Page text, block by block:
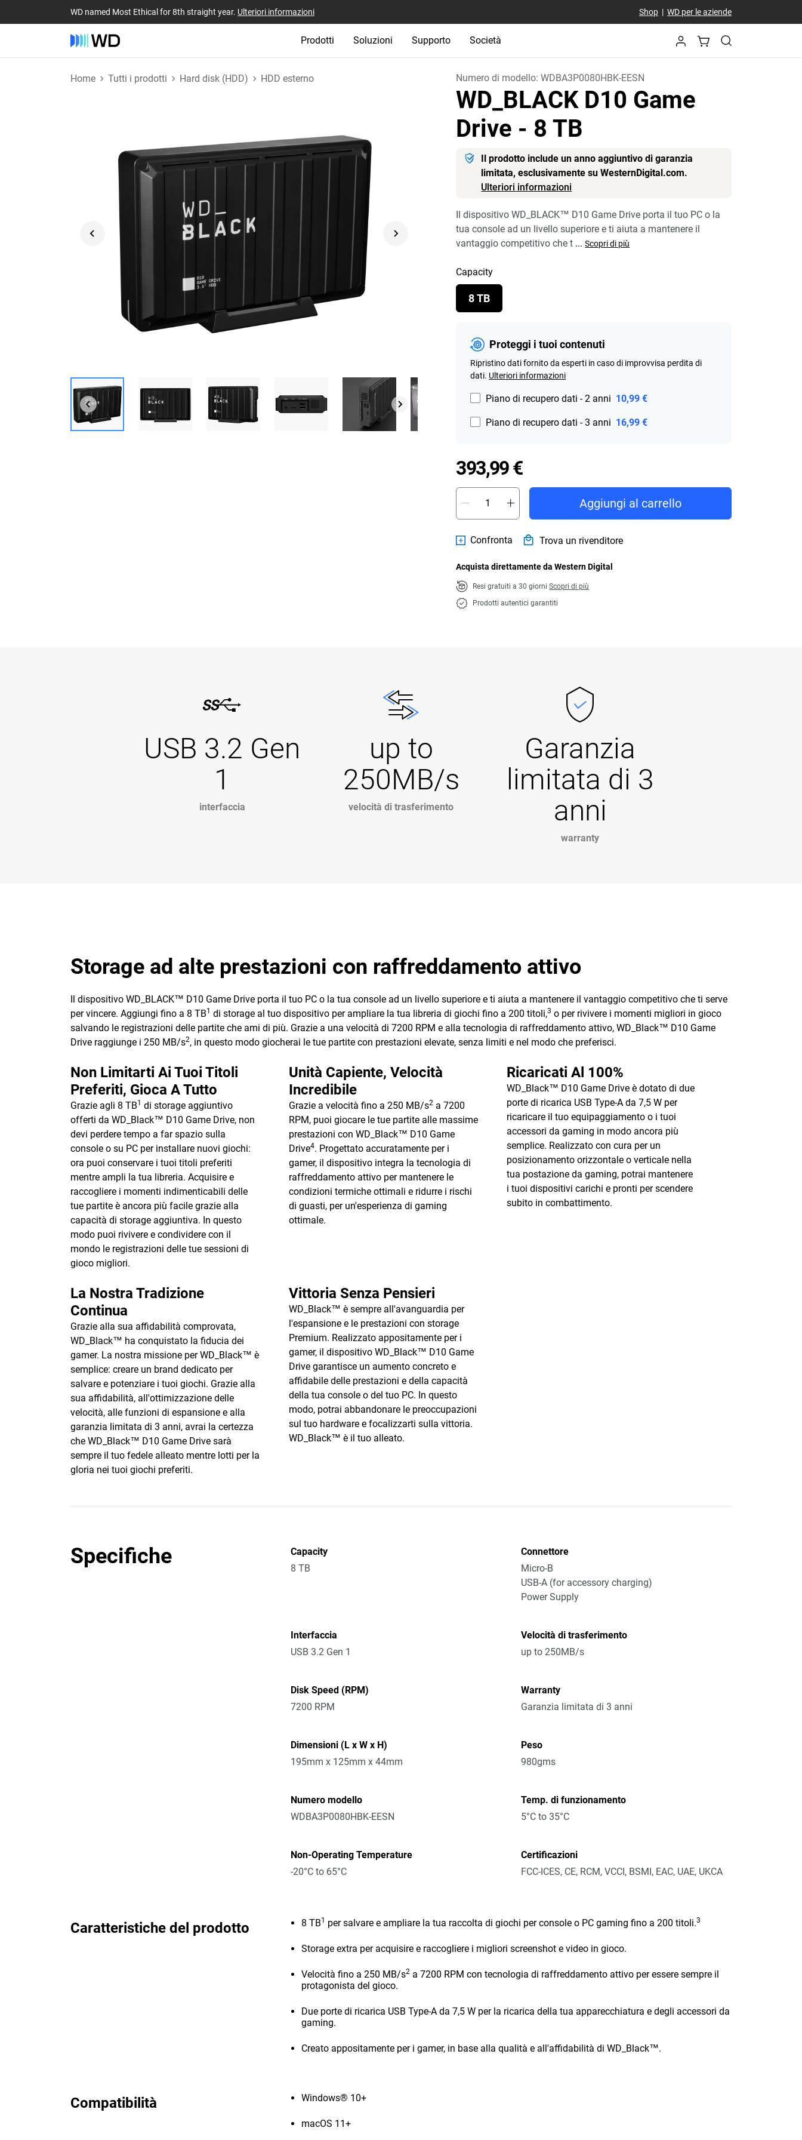
WD named Most Ethical for 8th straight year. Ulteriori informazioni Shop| WD per le aziende
Prodotti Soluzioni Supporto Società
Home Tutti i prodotti Hard disk (HDD) HDD esterno Numero di modello:WDBA3P0080HBK-EESN
WD_BLACK D10 Game
Drive - 8 TB
Il prodotto include un anno aggiuntivo di garanzia
limitata, esclusivamente su WesternDigital.com.
Ulteriori informazioni
Il dispositivo WD_BLACK™ D10 Game Drive porta il tuo PC o la
tua console ad un livello superiore e ti aiuta a mantenere il
vantaggio competitivo che t ... Scopri di più
Capacity
8 TB
Proteggi i tuoi contenuti
Ripristino dati fornito da esperti in caso di improvvisa perdita di
dati. Ulteriori informazioni
Piano di recupero dati - 2 anni 10,99 €
Piano di recupero dati - 3 anni 16,99 €
393,99 €Price 393,99 €
Aggiungi al carrello
Confronta Trova un rivenditore
Acquista direttamente da Western Digital
Resi gratuiti a 30 giorniScopri di più
Prodotti autentici garantiti
USB 3.2 Gen
1
interfaccia
up to
250MB/s
velocità di trasferimento
Garanzia
limitata di 3
anni
warranty
Storage ad alte prestazioni con raffreddamento attivo
Il dispositivo WD_BLACK™ D10 Game Drive porta il tuo PC o la tua console ad un livello superiore e ti aiuta a mantenere il vantaggio competitivo che ti serve
per vincere. Aggiungi fino a 8 TB1 di storage al tuo dispositivo per ampliare la tua libreria di giochi fino a 200 titoli,3 o per rivivere i momenti migliori in gioco
salvando le registrazioni delle partite che ami di più. Grazie a una velocità di 7200 RPM e alla tecnologia di raffreddamento attivo, WD_Black™ D10 Game
Drive raggiunge i 250 MB/s2, in questo modo giocherai le tue partite con prestazioni elevate, senza limiti e nel modo che preferisci.
Non Limitarti Ai Tuoi Titoli
Preferiti, Gioca A Tutto
Grazie agli 8 TB1 di storage aggiuntivo
offerti da WD_Black™ D10 Game Drive, non
devi perdere tempo a far spazio sulla
console o su PC per installare nuovi giochi:
ora puoi conservare i tuoi titoli preferiti
mentre ampli la tua libreria. Acquisire e
raccogliere i momenti indimenticabili delle
tue partite è ancora più facile grazie alla
capacità di storage aggiuntiva. In questo
modo puoi rivivere e condividere con il
mondo le registrazioni delle tue sessioni di
gioco migliori.
Unità Capiente, Velocità
Incredibile
Grazie a velocità fino a 250 MB/s2a 7200
RPM, puoi giocare le tue partite alle massime
prestazioni con WD_Black™ D10 Game
Drive4. Progettato accuratamente per i
gamer, il dispositivo integra la tecnologia di
raffreddamento attivo per mantenere le
condizioni termiche ottimali e ridurre i rischi
di guasti, per un'esperienza di gaming
ottimale.
Ricaricati Al 100%
WD_Black™ D10 Game Drive è dotato di due
porte di ricarica USB Type-A da 7,5 W per
ricaricare il tuo equipaggiamento o i tuoi
accessori da gaming in modo ancora più
semplice. Realizzato con cura per un
posizionamento orizzontale o verticale nella
tua postazione da gaming, potrai mantenere
i tuoi dispositivi carichi e pronti per scendere
subito in combattimento.
La Nostra Tradizione
Continua
Grazie alla sua affidabilità comprovata,
WD_Black™ ha conquistato la fiducia dei
gamer. La nostra missione per WD_Black™ è
semplice: creare un brand dedicato per
salvare e potenziare i tuoi giochi. Grazie alla
sua affidabilità, all'ottimizzazione delle
velocità, alle funzioni di espansione e alla
garanzia limitata di 3 anni, avrai la certezza
che WD_Black™ D10 Game Drive sarà
sempre il tuo fedele alleato mentre lotti per la
gloria nei tuoi giochi preferiti.
Vittoria Senza Pensieri
WD_Black™ è sempre all'avanguardia per
l'espansione e le prestazioni con storage
Premium. Realizzato appositamente per i
gamer, il dispositivo WD_Black™ D10 Game
Drive garantisce un aumento concreto e
affidabile delle prestazioni e della capacità
della tua console o del tuo PC. In questo
modo, potrai abbandonare le preoccupazioni
sul tuo hardware e focalizzarti sulla vittoria.
WD_Black™ è il tuo alleato.
Specifiche
Capacity
8 TB
Connettore
Micro-B
USB-A (for accessory charging)
Power Supply
Interfaccia
USB 3.2 Gen 1
Velocità di trasferimento
up to 250MB/s
Disk Speed (RPM)
7200 RPM
Warranty
Garanzia limitata di 3 anni
Dimensioni (L x W x H)
195mm x 125mm x 44mm
Peso
980gms
Numero modello
WDBA3P0080HBK-EESN
Temp. di funzionamento
5°C to 35°C
Non-Operating Temperature
-20°C to 65°C
Certificazioni
FCC-ICES, CE, RCM, VCCI, BSMI, EAC, UAE, UKCA
Caratteristiche del prodotto 8 TB1 per salvare e ampliare la tua raccolta di giochi per console o PC gaming fino a 200 titoli.3
Storage extra per acquisire e raccogliere i migliori screenshot e video in gioco.
Velocità fino a 250 MB/s2 a 7200 RPM con tecnologia di raffreddamento attivo per essere sempre il
protagonista del gioco.
Due porte di ricarica USB Type-A da 7,5 W per la ricarica della tua apparecchiatura e degli accessori da
gaming.
Creato appositamente per i gamer, in base alla qualità e all'affidabilità di WD_Black™.
Compatibilità Windows® 10+
macOS 11+